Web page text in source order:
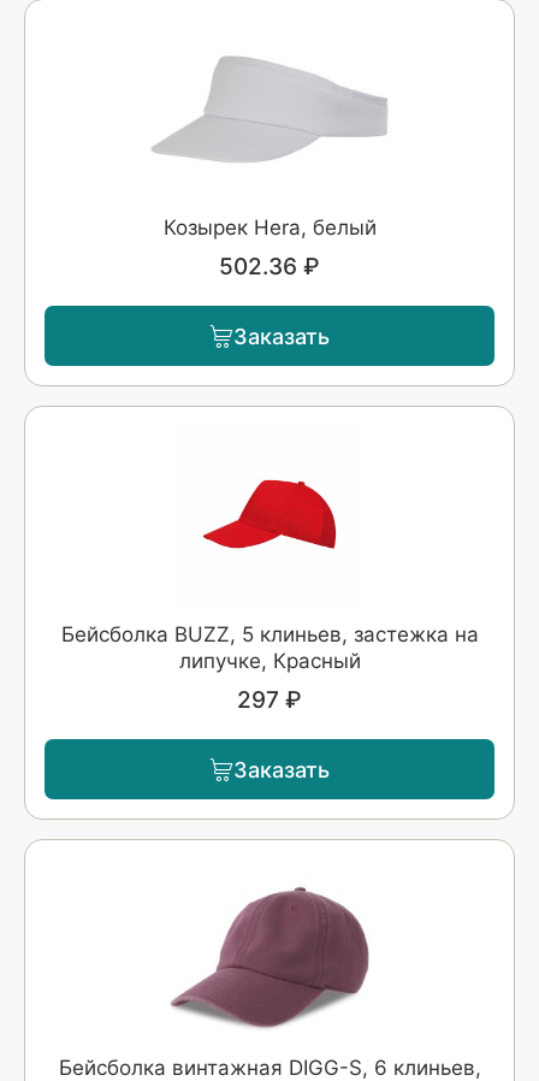
Козырек Hera, белый
502.36 ₽
Заказать
Бейсболка BUZZ, 5 клиньев, застежка на
липучке, Красный
297 ₽
Заказать
Бейсболка винтажная DIGG-S, 6 клиньев,